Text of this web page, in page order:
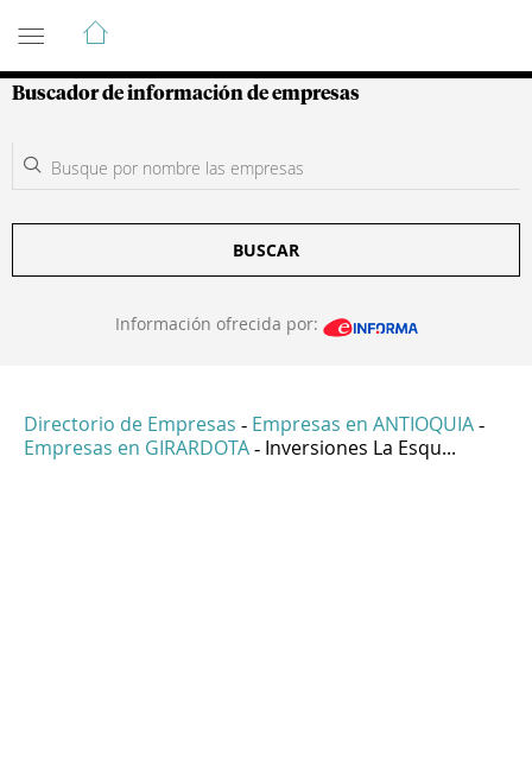
Guía de Empresas Colombianas
Buscador de información de empresas
BUSCAR
Información ofrecida por:
Directorio de Empresas - Empresas en ANTIOQUIA -
Empresas en GIRARDOTA - Inversiones La Esqu...